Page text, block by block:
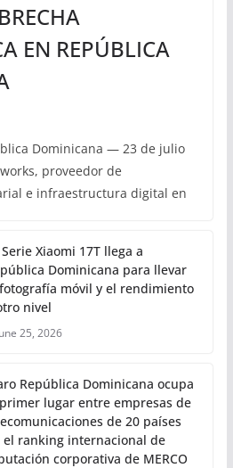
EN REPÚBLICA
Dominicana — 23 de julio
proveedor de
e infraestructura digital en
Serie Xiaomi 17T llega a
Dominicana para llevar
móvil y el rendimiento
nivel
25, 2026
República Dominicana ocupa
lugar entre empresas de
de 20 países
el ranking internacional de
corporativa de MERCO